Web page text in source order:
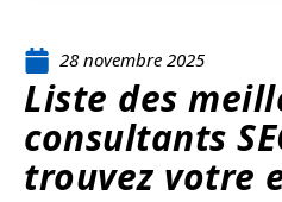
28 novembre 2025
Liste des
consultants
trouvez votre